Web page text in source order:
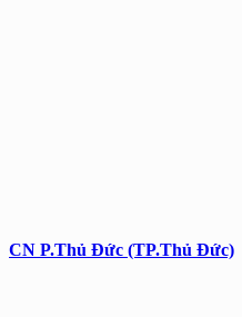
CN P.Thủ Đức (TP.Thủ Đức)